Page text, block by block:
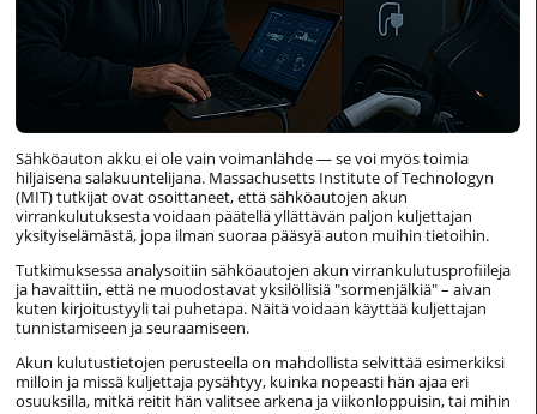
Sähköauton akku ei ole vain voimanlähde — se voi myös toimia
hiljaisena salakuuntelijana. Massachusetts Institute of Technologyn
(MIT) tutkijat ovat osoittaneet, että sähköautojen akun
virrankulutuksesta voidaan päätellä yllättävän paljon kuljettajan
yksityiselämästä, jopa ilman suoraa pääsyä auton muihin tietoihin.
Tutkimuksessa analysoitiin sähköautojen akun virrankulutusprofiileja
ja havaittiin, että ne muodostavat yksilöllisiä "sormenjälkiä" – aivan
kuten kirjoitustyyli tai puhetapa. Näitä voidaan käyttää kuljettajan
tunnistamiseen ja seuraamiseen.
Akun kulutustietojen perusteella on mahdollista selvittää esimerkiksi
milloin ja missä kuljettaja pysähtyy, kuinka nopeasti hän ajaa eri
osuuksilla, mitkä reitit hän valitsee arkena ja viikonloppuisin, tai mihin